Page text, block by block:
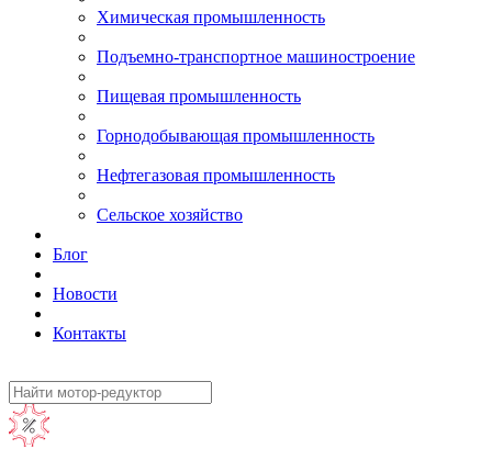
Химическая промышленность
Подъемно-транспортное машиностроение
Пищевая промышленность
Горнодобывающая промышленность
Нефтегазовая промышленность
Сельское хозяйство
Блог
Новости
Контакты